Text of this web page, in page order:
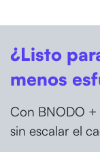
¿Listo
menos
Con BNODO +
sin escalar el